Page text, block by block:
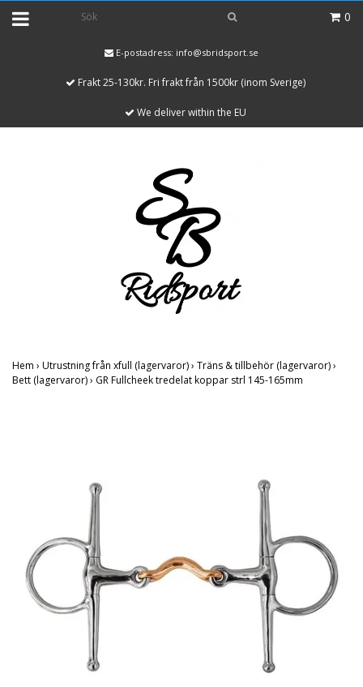
0
E-postadress: info@sbridsport.se
Frakt 25-130kr. Fri frakt från 1500kr (inom Sverige)
We deliver within the EU
Hem › Utrustning från xfull (lagervaror)› Träns & tillbehör (lagervaror)›
Bett (lagervaror)› GR Fullcheek tredelat koppar strl 145-165mm